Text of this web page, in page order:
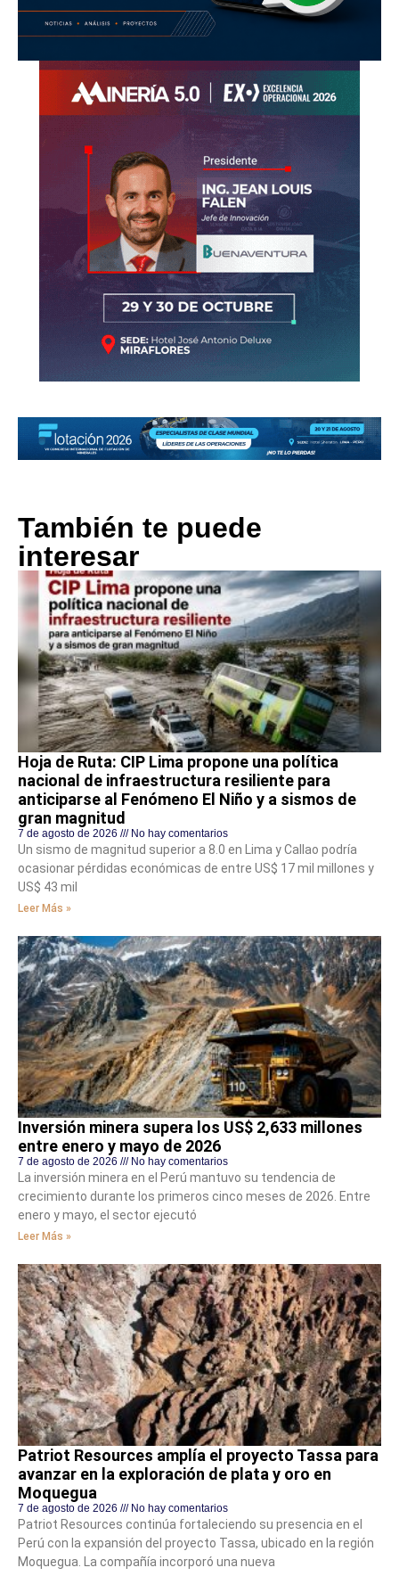
También te puede
interesar
Hoja de Ruta: CIP Lima propone una política
nacional de infraestructura resiliente para
anticiparse al Fenómeno El Niño y a sismos de
gran magnitud
7 de agosto de 2026 No hay comentarios
Un sismo de magnitud superior a 8.0 en Lima y Callao podría
ocasionar pérdidas económicas de entre US$ 17 mil millones y
US$ 43 mil
Leer Más »
Inversión minera supera los US$ 2,633 millones
entre enero y mayo de 2026
7 de agosto de 2026 No hay comentarios
La inversión minera en el Perú mantuvo su tendencia de
crecimiento durante los primeros cinco meses de 2026. Entre
enero y mayo, el sector ejecutó
Leer Más »
Patriot Resources amplía el proyecto Tassa para
avanzar en la exploración de plata y oro en
Moquegua
7 de agosto de 2026 No hay comentarios
Patriot Resources continúa fortaleciendo su presencia en el
Perú con la expansión del proyecto Tassa, ubicado en la región
Moquegua. La compañía incorporó una nueva